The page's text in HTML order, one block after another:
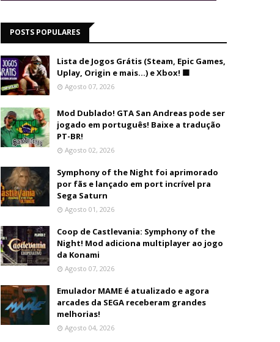
POSTS POPULARES
Lista de Jogos Grátis (Steam, Epic Games,
Uplay, Origin e mais...) e Xbox! 🟩
Agosto 07, 2026
Mod Dublado! GTA San Andreas pode ser
jogado em português! Baixe a tradução
PT-BR!
Agosto 02, 2026
Symphony of the Night foi aprimorado
por fãs e lançado em port incrível pra
Sega Saturn
Agosto 01, 2026
Coop de Castlevania: Symphony of the
Night! Mod adiciona multiplayer ao jogo
da Konami
Agosto 07, 2026
Emulador MAME é atualizado e agora
arcades da SEGA receberam grandes
melhorias!
Agosto 04, 2026